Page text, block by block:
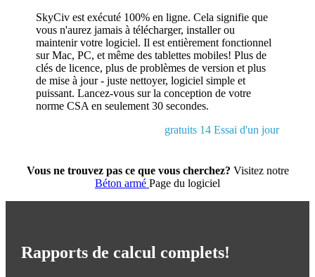
SkyCiv est exécuté 100% en ligne. Cela signifie que
vous n'aurez jamais à télécharger, installer ou
maintenir votre logiciel. Il est entièrement fonctionnel
sur Mac, PC, et même des tablettes mobiles! Plus de
clés de licence, plus de problèmes de version et plus
de mise à jour - juste nettoyer, logiciel simple et
puissant. Lancez-vous sur la conception de votre
norme CSA en seulement 30 secondes.
gratuits 14 Essai d'un jour
Vous ne trouvez pas ce que vous cherchez? Visitez notre
Béton armé Page du logiciel
Rapports de calcul complets!